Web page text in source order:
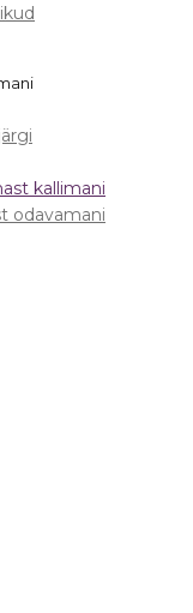
kallimani
odavamani